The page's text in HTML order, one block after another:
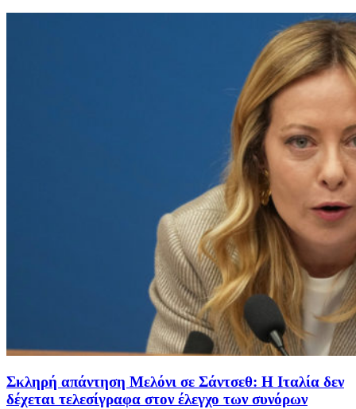
Σκληρή απάντηση Μελόνι σε Σάντσεθ: Η Ιταλία δεν
δέχεται τελεσίγραφα στον έλεγχο των συνόρων